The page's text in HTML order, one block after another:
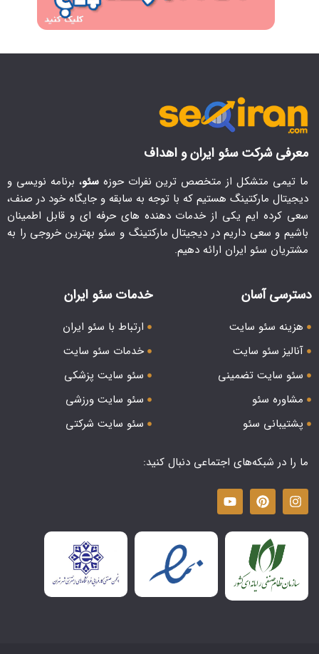
معرفی شرکت سئو ایران و اهداف
ما تیمی متشکل از متخصص ترین نفرات حوزه سئو، برنامه نویسی و
دیجیتال مارکتینگ هستیم که با توجه به سابقه و جایگاه خود در صنف،
سعی کرده ایم یکی از خدمات دهنده های حرفه ای و قابل اطمینان
باشیم و سعی داریم در دیجیتال مارکتینگ و سئو بهترین خروجی را به
مشتریان سئو ایران ارائه دهیم.
دسترسی آسان
هزینه سئو سایت
آنالیز سئو سایت
سئو سایت تضمینی
مشاوره سئو
پشتیبانی سئو
خدمات سئو ایران
ارتباط با سئو ایران
خدمات سئو سایت
سئو سایت پزشکی
سئو سایت ورزشی
سئو سایت شرکتی
ما را در شبکه‌های اجتماعی دنبال کنید: